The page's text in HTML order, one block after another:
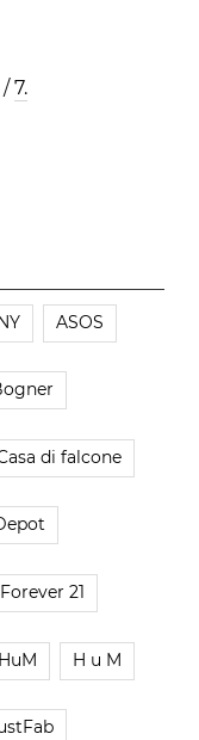
/7.
ASOS
di falcone
Forever 21
HuM H u M